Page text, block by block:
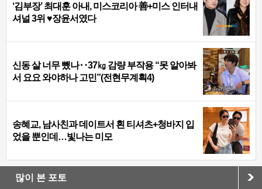
‘김부장’ 최대훈 아내, 미스코리아 善+미스 인터내
셔널 3위 ♥장윤서였다
신동 살 너무 뺐나‥37㎏ 감량 부작용 “못 알아봐
서 요요 와야하나 고민”(전현무계획4)
송혜교, 남사친과 데이트서 흰 티셔츠+청바지 입
었을 뿐인데…빛나는 미모
많이 본 포토